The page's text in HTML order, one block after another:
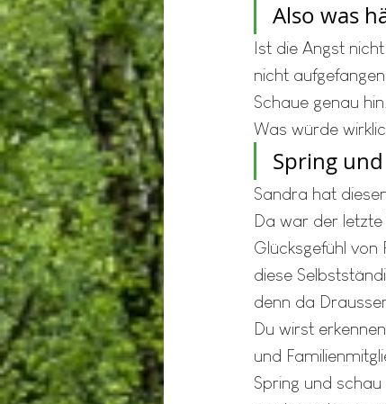
Also was
Ist die Angst
nicht
Schaue genau hin.
Was würde
Spring
Sandra hat
Da war der
Glücksgefühl von
diese
denn da
Du wirst
und
Spring und